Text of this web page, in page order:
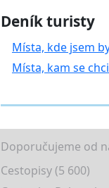
Deník turisty
Místa, kde jsem
Místa, kam se
Doporučujeme od
Cestopisy (5 600)